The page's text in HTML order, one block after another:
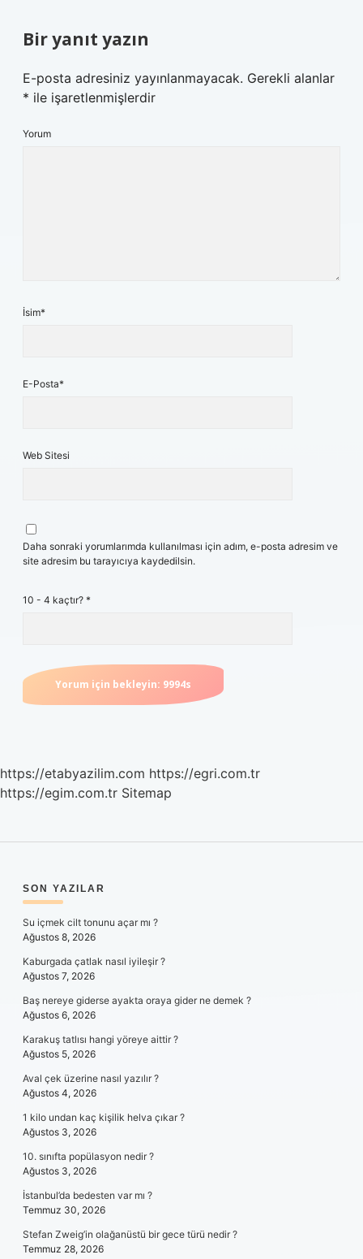
Bir yanıt yazın
E-posta adresiniz yayınlanmayacak. Gerekli alanlar
* ile işaretlenmişlerdir
Yorum
İsim*
E-Posta*
Web Sitesi
Daha sonraki yorumlarımda kullanılması için adım, e-posta adresim ve
site adresim bu tarayıcıya kaydedilsin.
10 - 4 kaçtır? *
https://etabyazilim.com https://egri.com.tr
https://egim.com.tr Sitemap
SIDEBAR
SON YAZILAR
Su içmek cilt tonunu açar mı ?
Ağustos 8, 2026
Kaburgada çatlak nasıl iyileşir ?
Ağustos 7, 2026
Baş nereye giderse ayakta oraya gider ne demek ?
Ağustos 6, 2026
Karakuş tatlısı hangi yöreye aittir ?
Ağustos 5, 2026
Aval çek üzerine nasıl yazılır ?
Ağustos 4, 2026
1 kilo undan kaç kişilik helva çıkar ?
Ağustos 3, 2026
10. sınıfta popülasyon nedir ?
Ağustos 3, 2026
İstanbul’da bedesten var mı ?
Temmuz 30, 2026
Stefan Zweig’in olağanüstü bir gece türü nedir ?
Temmuz 28, 2026